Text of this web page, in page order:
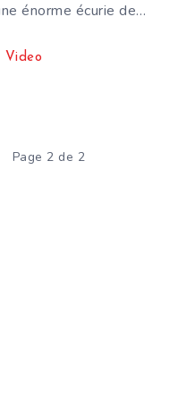
énorme écurie de…
Video
Page 2 de 2